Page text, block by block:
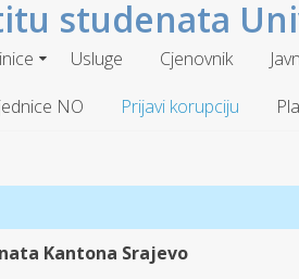
studenata
Usluge Cjenovnik
NO Prijavi korupciju
Kantona Srajevo